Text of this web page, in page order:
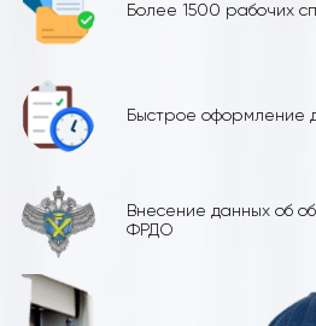
Более 1500 рабочих
Быстрое оформление
Внесение данных об
ФРДО